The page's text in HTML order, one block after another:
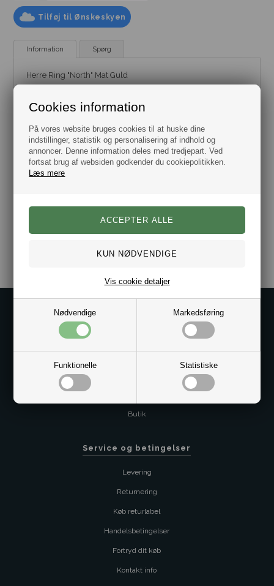
Cookies information
På vores website bruges cookies til at huske dine
indstillinger, statistik og personalisering af indhold og
annoncer. Denne information deles med tredjepart. Ved
fortsat brug af websiden godkender du cookiepolitikken.
Læs mere
Nødvendige Markedsføring
Funktionelle Statistiske
Vis cookie detaljer
Tilføj til Ønskeskyen
Information Spørg
Herre Ring "North" Mat Guld
holder i mange år.
Denne ring findes også i en guldfarvet blank udgave.
Vælg imellem flere størrelser.
Materiale Mat Slebet Rustfrit Stål.
Varenr.:
Kundeservice@bestman.dk
Butik
Service og betingelser
Levering
Returnering
Køb returlabel
Handelsbetingelser
Fortryd dit køb
Kontakt info